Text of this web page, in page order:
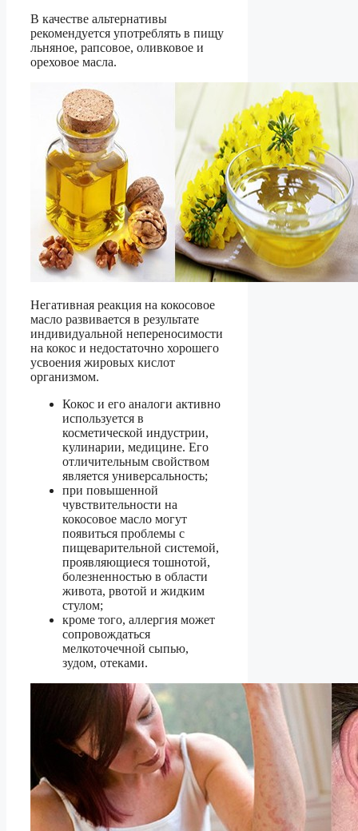
В качестве альтернативы
рекомендуется употреблять в пищу
льняное, рапсовое, оливковое и
ореховое масла.
Негативная реакция на кокосовое
масло развивается в результате
индивидуальной непереносимости
на кокос и недостаточно хорошего
усвоения жировых кислот
организмом.
Кокос и его аналоги активно
используется в
косметической индустрии,
кулинарии, медицине. Его
отличительным свойством
является универсальность;
при повышенной
чувствительности на
кокосовое масло могут
появиться проблемы с
пищеварительной системой,
проявляющиеся тошнотой,
болезненностью в области
живота, рвотой и жидким
стулом;
кроме того, аллергия может
сопровождаться
мелкоточечной сыпью,
зудом, отеками.